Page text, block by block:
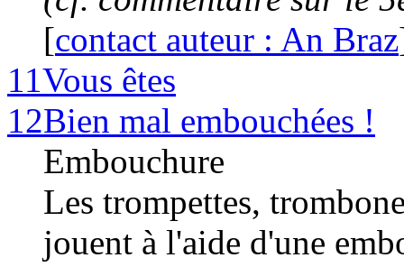
[contact auteur : An Braz
11Vous êtes
12Bien mal embouchées !
Embouchure
Les trompettes,
jouent à l'aide d'une